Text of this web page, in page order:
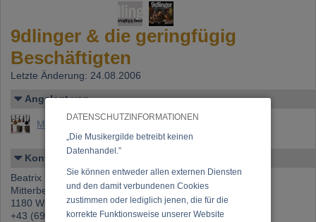
DATENSCHUTZINFORMATIONEN
„Die Musikergilde betreibt keinen
Datenhandel.”
Sie können entweder allen externen Diensten
und den damit verbundenen Cookies
zustimmen oder lediglich jenen, die für die
korrekte Funktionsweise unserer Website
9dlinger & die geringfügig
Beschäftigten
Letzte Änderung: 24.08.2006
Angelegt von
Marnul, Peter
Kontakt
Beatrix Neundlinger
Mitterberggasse 11
1180 Wien
+43 (699) 12123524